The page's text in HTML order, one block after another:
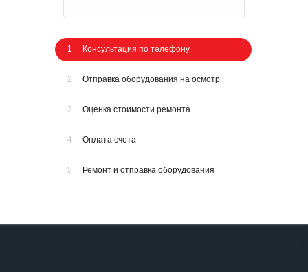
1 Консультация по телефону
2 Отправка оборудования на осмотр
3 Оценка стоимости ремонта
4 Оплата счета
5 Ремонт и отправка оборудования